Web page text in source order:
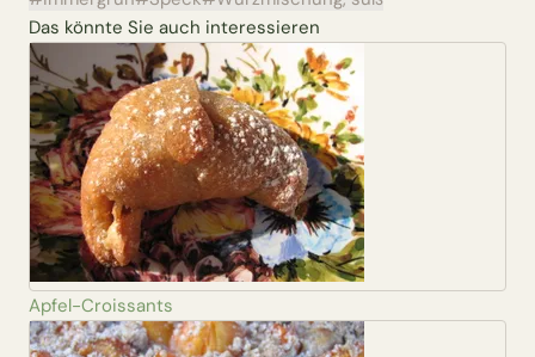
Das könnte Sie auch interessieren
Apfel-Croissants